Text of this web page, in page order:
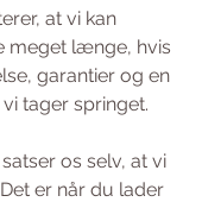
at vi kan
meget længe, hvis
garantier og en
tager springet.
os selv, at vi
er når du lader